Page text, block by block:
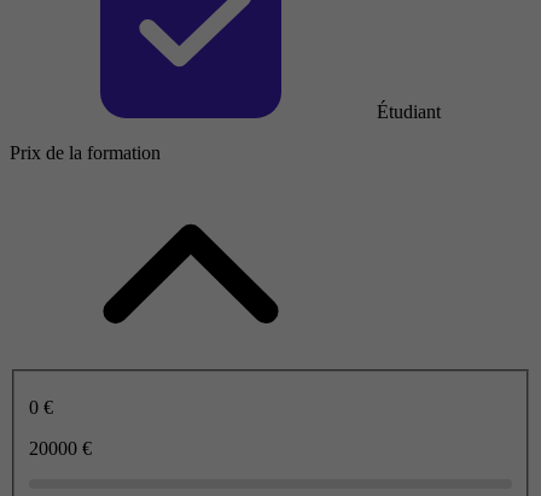
Étudiant
Prix de la formation
0 €
20000 €